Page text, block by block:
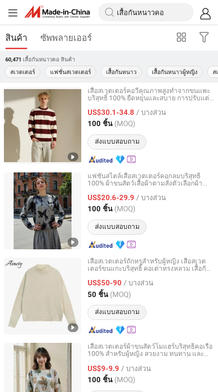
สินค้า ซัพพลายเออร์
60,471 เสื้อกันหนาวคอ สินค้า
สเวตเตอร์ แฟชั่นสเวตเตอร์ เสื้อกันหนาว เสื้อกันหนาวผู้หญิง ส
เสื้อสเวตเตอร์คอวีคุณภาพสูงทำจากขนแพะ
บริสุทธิ์ 100% ยืดหยุ่นและสบาย การปรับแต่ง
US$30.1-34.8 / บางส่วน
100 ชิ้น (MOQ)
ส่งแบบสอบถาม
Zhejiang Mengchuang Clothing Co., Ltd.
Zhejiang, China อัตราจาก 2025
แฟชั่นสไตล์เสื้อสเวตเตอร์คอกลมบริสุทธิ์
100% ผ้าขนสัตว์เสื้อผ้าตามสั่งตัวเลือกผ้า
สนับสนุน
US$20.6-29.9 / บางส่วน
100 ชิ้น (MOQ)
ส่งแบบสอบถาม
Zhejiang Mengchuang Clothing Co., Ltd.
Zhejiang, China อัตราจาก 2025
เสื้อสเวตเตอร์ถักหรูสำหรับผู้หญิง เสื้อสเวต
เตอร์ขนแกะบริสุทธิ์ คอเต่าทรงหลวม เสื้อกัน
US$50-90 / บางส่วน
50 ชิ้น (MOQ)
ส่งแบบสอบถาม
Xiamen Ainety Garment Co., Ltd.
Fujian, China อัตราจาก 2026
เสื้อสเวตเตอร์ผ้าขนสัตว์โมแฮร์บริสุทธิ์คอเรือ
100% สำหรับผู้หญิง สวยงาม ทนทาน และ
เองจากผู้ผลิตโดยตรง
US$9-9.9 / บางส่วน
100 ชิ้น (MOQ)
Zhejiang Mengchuang Clothing Co., Ltd.
Zhejiang, China อัตราจาก 2025